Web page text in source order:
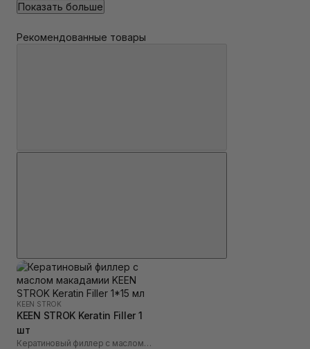
Показать больше
Рекомендованные товары
KEEN STROK
KEEN STROK Keratin Filler 1
шт
Кератиновый филлер с маслом макадамии